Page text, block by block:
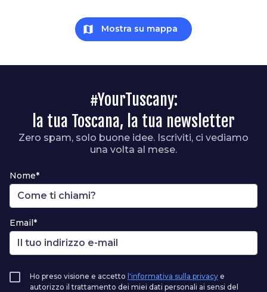
map Mostra su mappa
#YourTuscany:
la tua Toscana, la tua newsletter
Zero spam, solo buone idee. Iscriviti, ci vediamo
una volta al mese.
Nome*
Email*
Ho preso visione e accetto l'informativa sulla privacy e
autorizzo il trattamento dei miei dati personali ai sensi del